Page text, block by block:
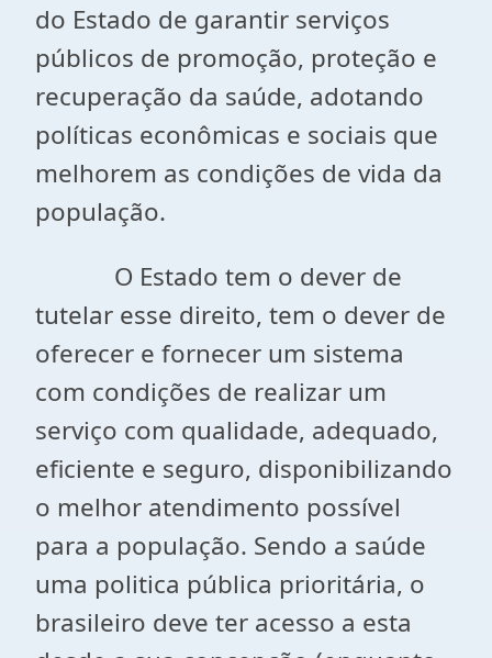
do Estado de garantir serviços
públicos de promoção, proteção e
recuperação da saúde, adotando
políticas econômicas e sociais que
melhorem as condições de vida da
população.
O Estado tem o dever de
tutelar esse direito, tem o dever de
oferecer e fornecer um sistema
com condições de realizar um
serviço com qualidade, adequado,
eficiente e seguro, disponibilizando
o melhor atendimento possível
para a população. Sendo a saúde
uma politica pública prioritária, o
brasileiro deve ter acesso a esta